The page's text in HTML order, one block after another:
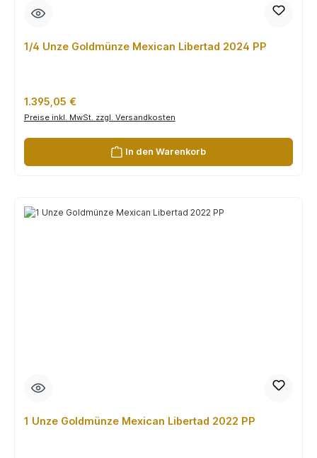
1/4 Unze Goldmünze Mexican Libertad 2024 PP
Regulärer Preis:
1.395,05 €
Preise inkl. MwSt. zzgl. Versandkosten
In den Warenkorb
1 Unze Goldmünze Mexican Libertad 2022 PP